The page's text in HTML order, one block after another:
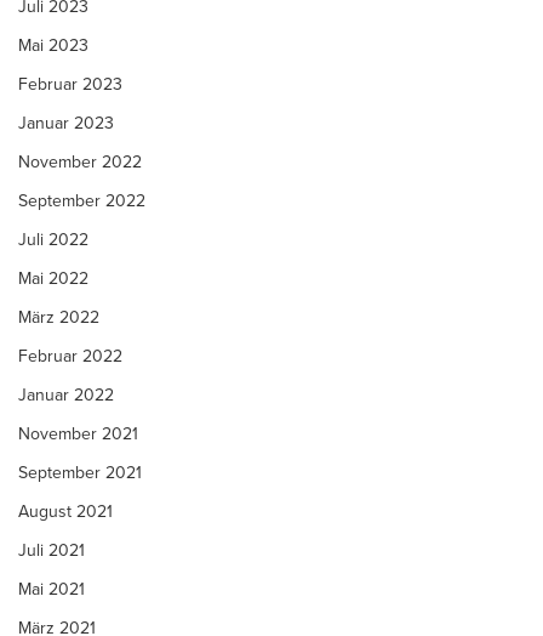
Juli 2023
Mai 2023
Februar 2023
Januar 2023
November 2022
September 2022
Juli 2022
Mai 2022
März 2022
Februar 2022
Januar 2022
November 2021
September 2021
August 2021
Juli 2021
Mai 2021
März 2021